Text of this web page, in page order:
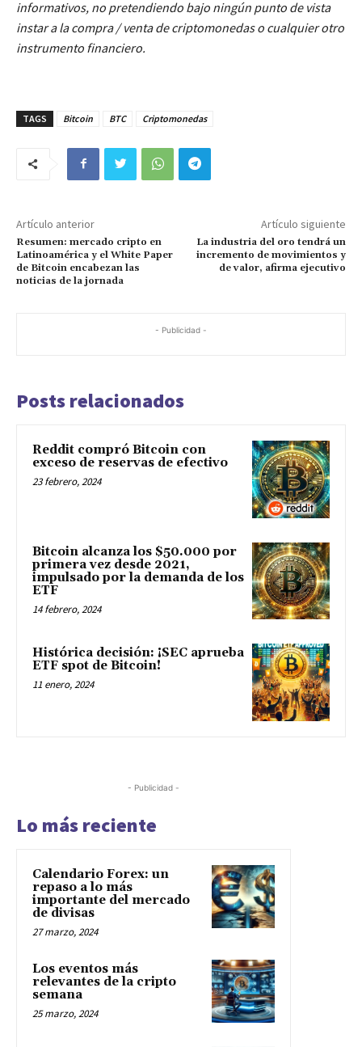
informativos, no pretendiendo bajo ningún punto de vista
instar a la compra / venta de criptomonedas o cualquier otro
instrumento financiero.
TAGS Bitcoin BTC Criptomonedas
Artículo anterior
Resumen: mercado cripto en
Latinoamérica y el White Paper
de Bitcoin encabezan las
noticias de la jornada
Artículo siguiente
La industria del oro tendrá un
incremento de movimientos y
de valor, afirma ejecutivo
- Publicidad -
Posts relacionados
Reddit compró Bitcoin con
exceso de reservas de efectivo
23 febrero, 2024
Bitcoin alcanza los $50.000 por
primera vez desde 2021,
impulsado por la demanda de los
ETF
14 febrero, 2024
Histórica decisión: ¡SEC aprueba
ETF spot de Bitcoin!
11 enero, 2024
- Publicidad -
Lo más reciente
Calendario Forex: un
repaso a lo más
importante del mercado
de divisas
27 marzo, 2024
Los eventos más
relevantes de la cripto
semana
25 marzo, 2024